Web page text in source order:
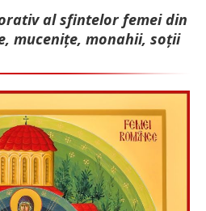
al sfintelor femei din
mu­cenițe, monahii, soții